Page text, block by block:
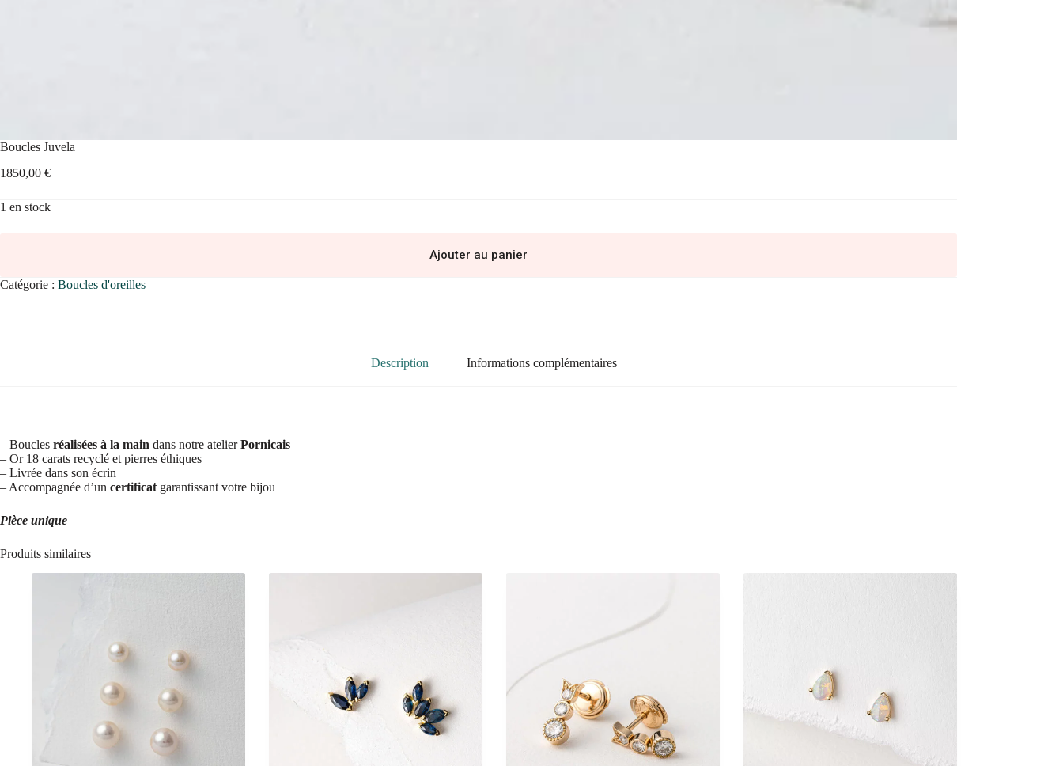
Boucles Juvela
1850,00 €
1 en stock
Ajouter au panier
Catégorie : Boucles d'oreilles
Description Informations complémentaires
– Boucles réalisées à la main dans notre atelierPornicais
– Or 18 carats recyclé et pierres éthiques
– Livrée dans son écrin
– Accompagnée d’un certificat garantissant votre bijou
Pièce unique
Produits similaires